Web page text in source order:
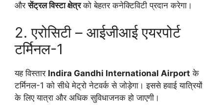
औरसेंट्रल विस्टा क्षेत्रको बेहतर कनेक्टिविटी प्रदान करेगा।
2. एरोसिटी – आईजीआई एयरपोर्ट
टर्मिनल-1
यह विस्तार Indira Gandhi International Airport के
टर्मिनल-1 को सीधे मेट्रो नेटवर्क से जोड़ेगा। इससे हवाई यात्रियों
के लिए यात्रा और अधिक सुविधाजनक हो जाएगी।